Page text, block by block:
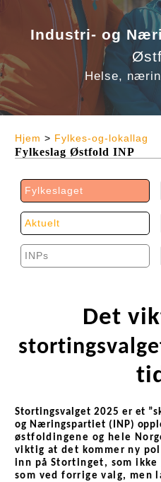
Industri- og
Helse,
Hjem > Fylkes-og-lokallag
Fylkeslag Østfold INP
Fylkeslaget
Aktuelt
INPs
Stortingsvalget 2025 er et
og Næringspartiet (INP)
østfoldingene og hele
viktig at det kommer ny
inn på Stortinget, som
som ved forrige valg, men